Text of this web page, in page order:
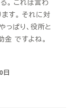
。 これは言わ
す。 それに対
っぱり、役所と
金 ですよね。
日